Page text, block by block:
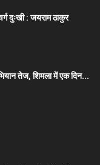
दुःखी : जयराम ठाकुर
तेज, शिमला में एक दिन...